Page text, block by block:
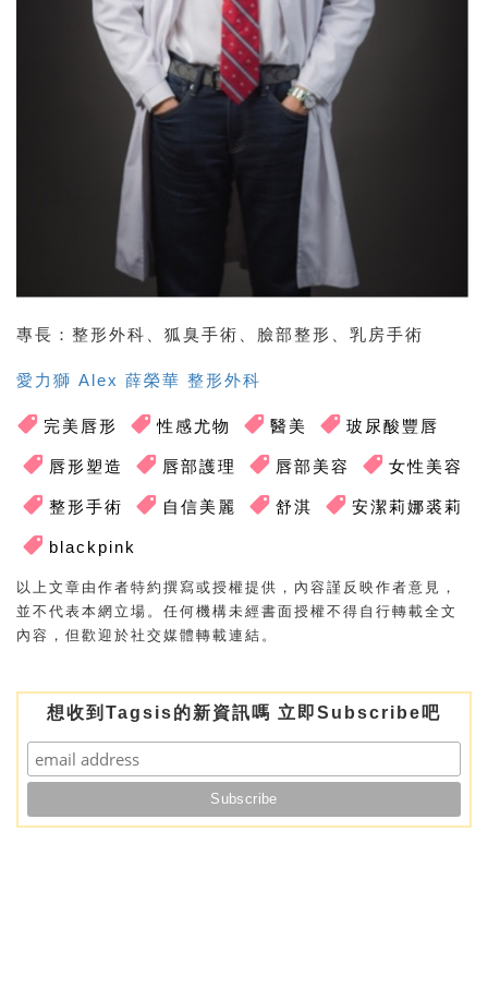
專長：整形外科、狐臭手術、臉部整形、乳房手術
愛力獅 Alex 薛榮華 整形外科
完美唇形 性感尤物 醫美 玻尿酸豐唇
唇形塑造 唇部護理 唇部美容 女性美容
整形手術 自信美麗 舒淇 安潔莉娜裘莉
blackpink
以上文章由作者特約撰寫或授權提供，內容謹反映作者意見，
並不代表本網立場。任何機構未經書面授權不得自行轉載全文
內容，但歡迎於社交媒體轉載連結。
想收到Tagsis的新資訊嗎 立即Subscribe吧